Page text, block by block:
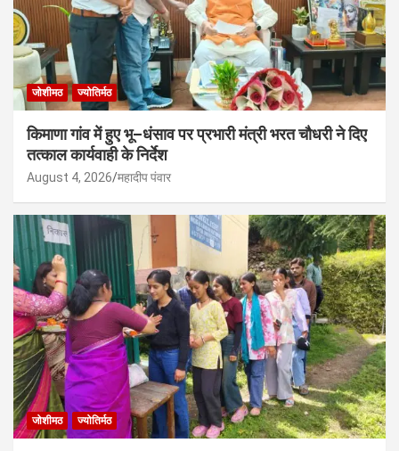
जोशीमठ ज्योतिर्मठ
किमाणा गांव में हुए भू–धंसाव पर प्रभारी मंत्री भरत चौधरी ने दिए
तत्काल कार्यवाही के निर्देश
August 4, 2026 महादीप पंवार
जोशीमठ ज्योतिर्मठ